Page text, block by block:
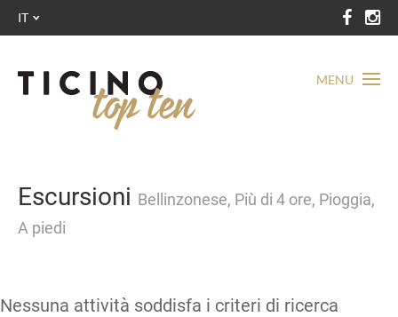
MENU
IT
Escursioni Bellinzonese, Più di 4 ore, Pioggia,
A piedi
Nessuna attività soddisfa i criteri di ricerca